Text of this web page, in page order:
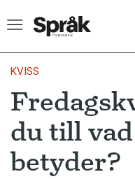
Hem
Artiklar
Krönikor
KVISS
du till
betyder?